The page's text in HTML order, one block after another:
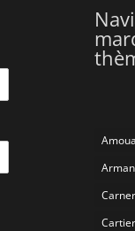
Cartier